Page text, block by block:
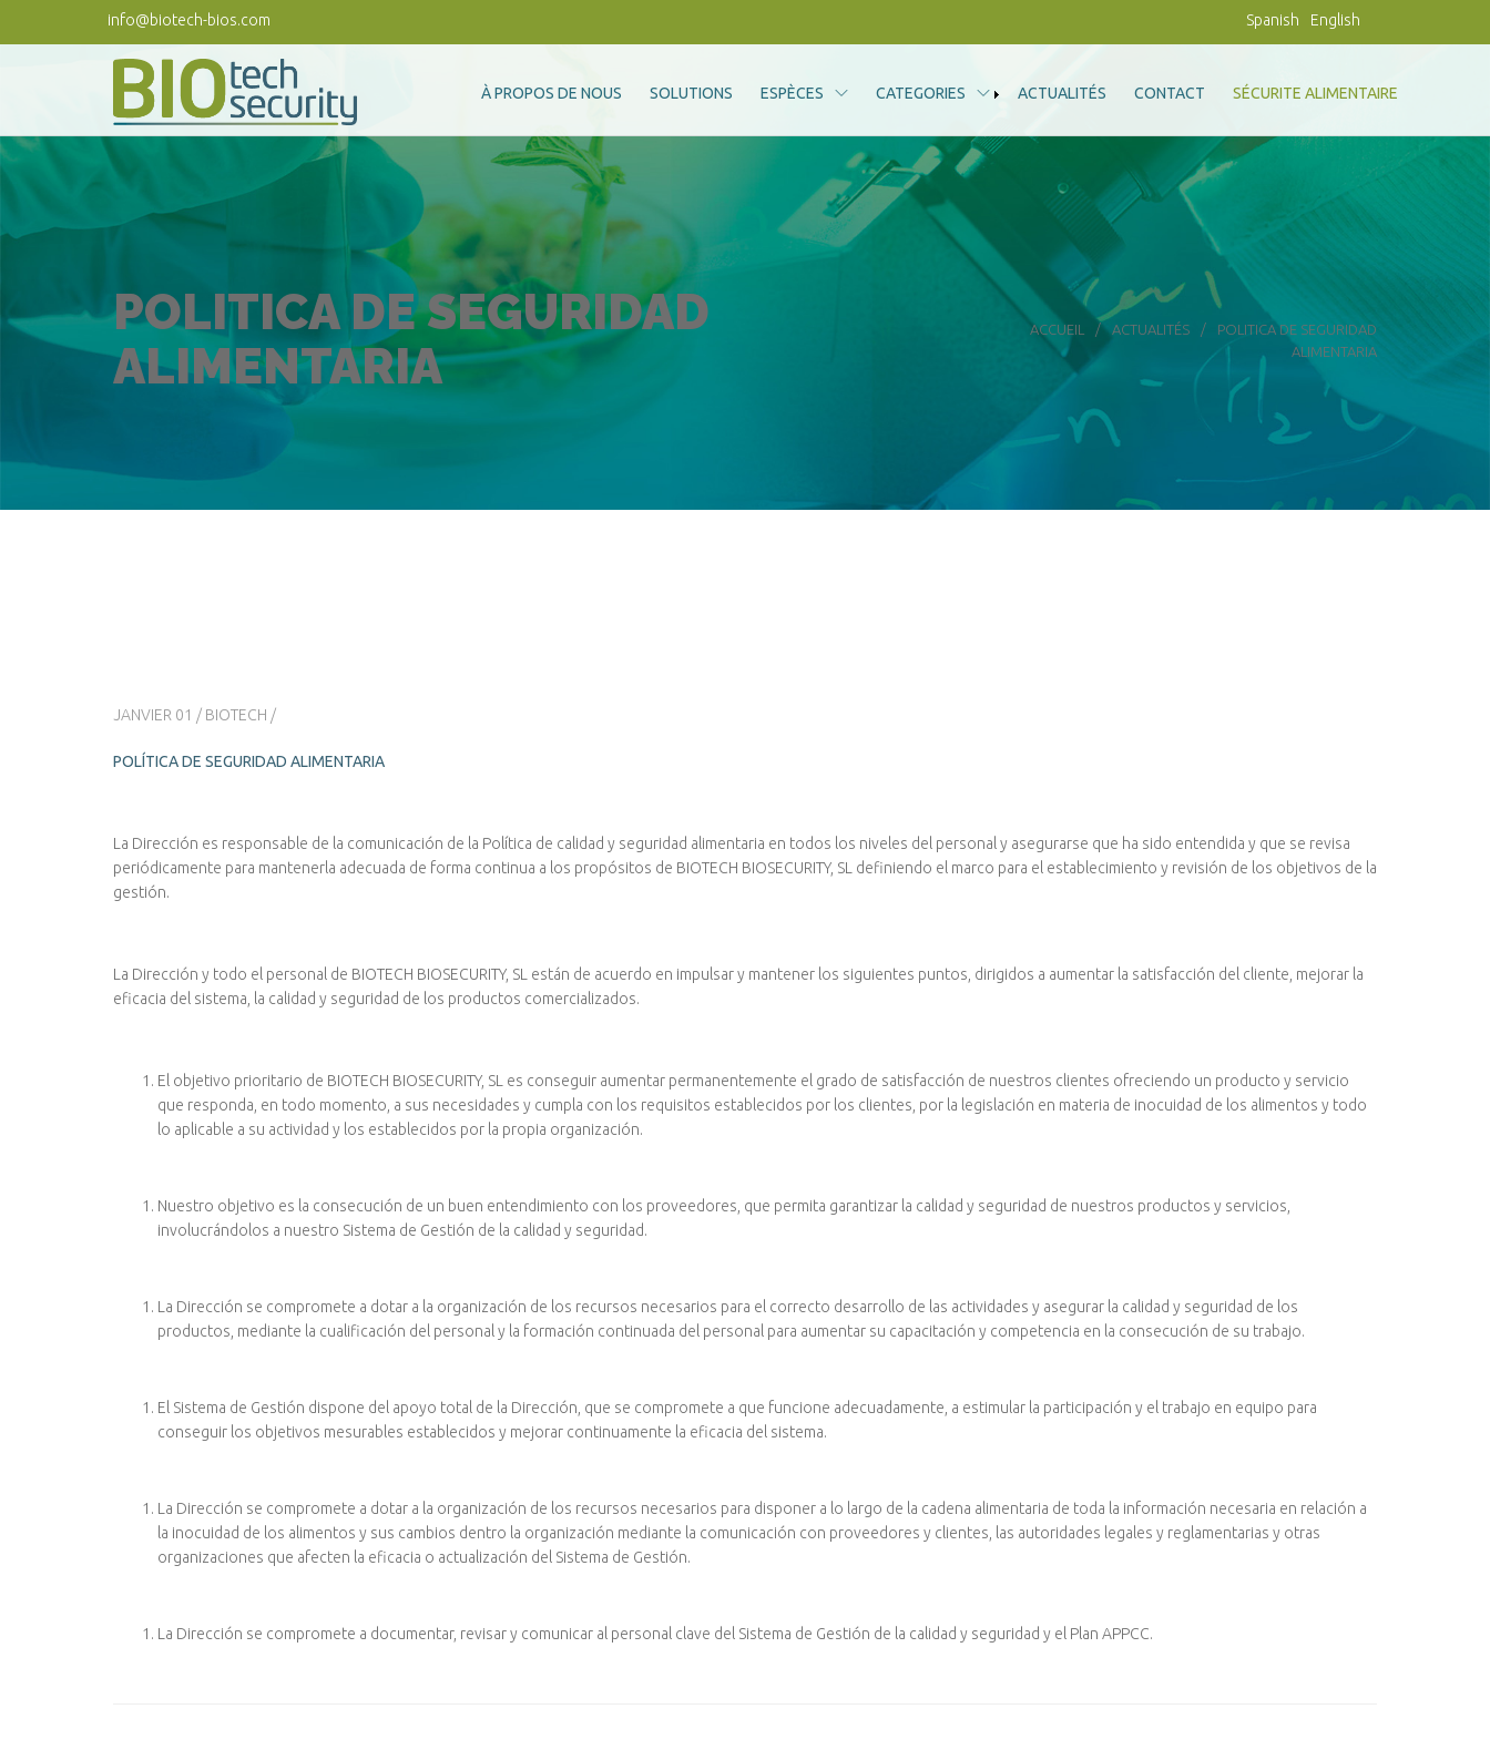
Aller au contenu principalinfo@biotech-bios.com English
Spanish
À PROPOS DE NOUS SOLUTIONS ESPÈCES CATEGORIES ACTUALITÉS CONTACT SÉCURITE ALIMENTAIRE
POLITICA DE SEGURIDAD
ALIMENTARIA
ACCUEIL ACTUALITÉS
POLITICA DE SEGURIDAD
ALIMENTARIA
JANVIER 01 / BIOTECH /
POLÍTICA DE SEGURIDAD ALIMENTARIA
La Dirección es responsable de la comunicación de la Política de calidad y seguridad alimentaria en todos los niveles del personal y asegurarse que ha sido entendida y que se revisa
periódicamente para mantenerla adecuada de forma continua a los propósitos de BIOTECH BIOSECURITY, SL definiendo el marco para el establecimiento y revisión de los objetivos de la
gestión.
La Dirección y todo el personal de BIOTECH BIOSECURITY, SL están de acuerdo en impulsar y mantener los siguientes puntos, dirigidos a aumentar la satisfacción del cliente, mejorar la
eficacia del sistema, la calidad y seguridad de los productos comercializados.
El objetivo prioritario de BIOTECH BIOSECURITY, SL es conseguir aumentar permanentemente el grado de satisfacción de nuestros clientes ofreciendo un producto y servicio
que responda, en todo momento, a sus necesidades y cumpla con los requisitos establecidos por los clientes, por la legislación en materia de inocuidad de los alimentos y todo
lo aplicable a su actividad y los establecidos por la propia organización.
Nuestro objetivo es la consecución de un buen entendimiento con los proveedores, que permita garantizar la calidad y seguridad de nuestros productos y servicios,
involucrándolos a nuestro Sistema de Gestión de la calidad y seguridad.
La Dirección se compromete a dotar a la organización de los recursos necesarios para el correcto desarrollo de las actividades y asegurar la calidad y seguridad de los
productos, mediante la cualificación del personal y la formación continuada del personal para aumentar su capacitación y competencia en la consecución de su trabajo.
El Sistema de Gestión dispone del apoyo total de la Dirección, que se compromete a que funcione adecuadamente, a estimular la participación y el trabajo en equipo para
conseguir los objetivos mesurables establecidos y mejorar continuamente la eficacia del sistema.
La Dirección se compromete a dotar a la organización de los recursos necesarios para disponer a lo largo de la cadena alimentaria de toda la información necesaria en relación a
la inocuidad de los alimentos y sus cambios dentro la organización mediante la comunicación con proveedores y clientes, las autoridades legales y reglamentarias y otras
organizaciones que afecten la eficacia o actualización del Sistema de Gestión.
La Dirección se compromete a documentar, revisar y comunicar al personal clave del Sistema de Gestión de la calidad y seguridad y el Plan APPCC.